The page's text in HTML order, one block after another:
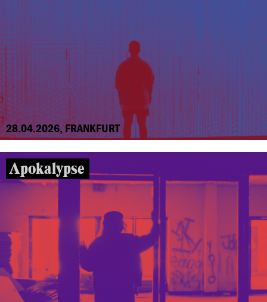
28.04.2026, FRANKFURT
Apokalypse